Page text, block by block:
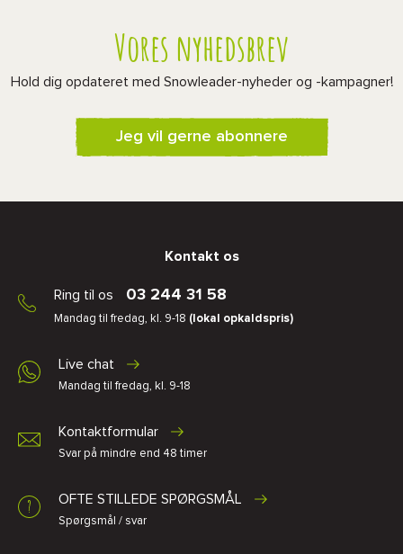
Vores nyhedsbrev
Hold dig opdateret med Snowleader-nyheder og -kampagner!
Jeg vil gerne abonnere
Kontakt os
Ring til os 03 244 31 58
Mandag til fredag, kl. 9-18 (lokal opkaldspris)
Live chat
Mandag til fredag, kl. 9-18
Kontaktformular
Svar på mindre end 48 timer
OFTE STILLEDE SPØRGSMÅL
Spørgsmål / svar